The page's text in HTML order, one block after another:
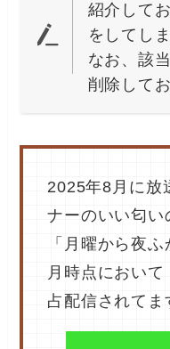
紹介して
をしてし
なお、該
削除して
2025年8月に放
ナーのいい匂い
「月曜から夜
月時点において
占配信されてま